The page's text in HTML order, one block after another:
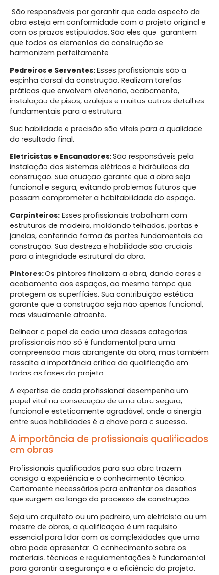
São responsáveis por garantir que cada aspecto da
obra esteja em conformidade com o projeto original e
com os prazos estipulados. São eles que garantem
que todos os elementos da construção se
harmonizem perfeitamente.
Pedreiros e Serventes:Esses profissionais são a
espinha dorsal da construção. Realizam tarefas
práticas que envolvem alvenaria, acabamento,
instalação de pisos, azulejos e muitos outros detalhes
fundamentais para a estrutura.
Sua habilidade e precisão são vitais para a qualidade
do resultado final.
Eletricistas e Encanadores:São responsáveis pela
instalação dos sistemas elétricos e hidráulicos da
construção. Sua atuação garante que a obra seja
funcional e segura, evitando problemas futuros que
possam comprometer a habitabilidade do espaço.
Carpinteiros: Esses profissionais trabalham com
estruturas de madeira, moldando telhados, portas e
janelas, conferindo forma às partes fundamentais da
construção. Sua destreza e habilidade são cruciais
para a integridade estrutural da obra.
Pintores:Os pintores finalizam a obra, dando cores e
acabamento aos espaços, ao mesmo tempo que
protegem as superfícies. Sua contribuição estética
garante que a construção seja não apenas funcional,
mas visualmente atraente.
Delinear o papel de cada uma dessas categorias
profissionais não só é fundamental para uma
compreensão mais abrangente da obra, mas também
ressalta a importância crítica da qualificação em
todas as fases do projeto.
A expertise de cada profissional desempenha um
papel vital na consecução de uma obra segura,
funcional e esteticamente agradável, onde a sinergia
entre suas habilidades é a chave para o sucesso.
A importância de profissionais qualificados
em obras
Profissionais qualificados para sua obra trazem
consigo a experiência e o conhecimento técnico.
Certamente necessários para enfrentar os desafios
que surgem ao longo do processo de construção.
Seja um arquiteto ou um pedreiro, um eletricista ou um
mestre de obras, a qualificação é um requisito
essencial para lidar com as complexidades que uma
obra pode apresentar. O conhecimento sobre os
materiais, técnicas e regulamentações é fundamental
para garantir a segurança e a eficiência do projeto.